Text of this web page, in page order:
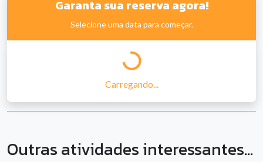
Garanta sua reserva agora!
Selecione uma data para começar.
Carregando...
Outras atividades interessantes...